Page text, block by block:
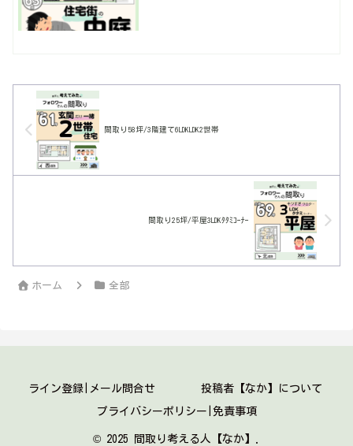
間取り58坪/3階建て6LDKLDK2世帯
間取り25坪/平屋3LDKﾀﾀﾐｺｰﾅｰ
ホーム 全部
ライン登録|メール問合せ 投稿者【なか】について
プライバシーポリシー|免責事項
© 2025 間取り考える人【なか】.